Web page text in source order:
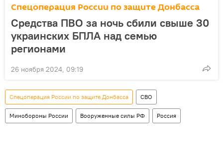
Спецоперация России по защите Донбасса
Средства ПВО за ночь сбили свыше 30
украинских БПЛА над семью
регионами
26 ноября 2024, 09:19
Спецоперация России по защите Донбасса СВО
Минобороны России Вооруженные силы РФ Россия